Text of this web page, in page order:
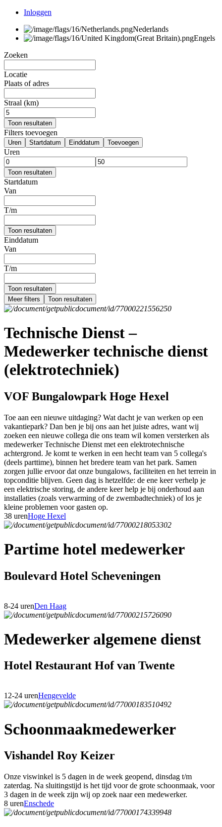
Inloggen
Nederlands
Engels
Zoeken
Locatie
Plaats of adres
Straal (km)
Toon resultaten
Filters toevoegen
Uren Startdatum Einddatum Toevoegen
Uren
Toon resultaten
Startdatum
Van
T/m
Toon resultaten
Einddatum
Van
T/m
Toon resultaten
Meer filters
Toon resultaten
Technische Dienst –
Medewerker technische dienst
(elektrotechniek)
VOF Bungalowpark Hoge Hexel
Toe aan een nieuwe uitdaging? Wat dacht je van werken op een
vakantiepark? Dan ben je bij ons aan het juiste adres, want wij
zoeken een nieuwe collega die ons team wil komen versterken als
medewerker Technische Dienst met een elektrotechnische
achtergrond. Je komt te werken in een hecht team van 5 collega's
(deels parttime), binnen het bredere team van het park. Samen
zorgen jullie ervoor dat onze bungalows, faciliteiten en het terrein in
topconditie blijven. Geen dag is hetzelfde: de ene keer verhelp je
een elektrische storing, de andere keer help je bij onderhoud aan
installaties (zoals verwarming of de zwembadtechniek) of los je
kleine problemen voor gasten op.
38 urenHoge Hexel
Partime hotel medewerker
Boulevard Hotel Scheveningen
8-24 urenDen Haag
Medewerker algemene dienst
Hotel Restaurant Hof van Twente
12-24 urenHengevelde
Schoonmaakmedewerker
Vishandel Roy Keizer
Onze viswinkel is 5 dagen in de week geopend, dinsdag t/m
zaterdag. Na sluitingstijd is het tijd voor de grote schoonmaak, voor
3 dagen in de week zijn wij op zoek naar een medewerker.
8 urenEnschede